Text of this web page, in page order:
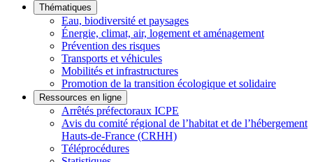
Thématiques
Eau, biodiversité et paysages
Énergie, climat, air, logement et aménagement
Prévention des risques
Transports et véhicules
Mobilités et infrastructures
Promotion de la transition écologique et solidaire
Ressources en ligne
Arrêtés préfectoraux ICPE
Avis du comité régional de l’habitat et de l’hébergement
Hauts-de-France (CRHH)
Téléprocédures